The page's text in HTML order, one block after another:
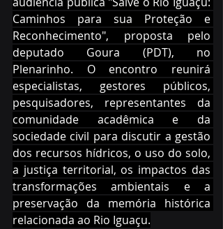
Caminhos para sua Proteção e
Reconhecimento", proposta pelo
deputado Goura (PDT), no
Plenarinho. O encontro reunirá
especialistas, gestores públicos,
pesquisadores, representantes da
comunidade acadêmica e da
sociedade civil para discutir a gestão
dos recursos hídricos, o uso do solo,
a justiça territorial, os impactos das
transformações ambientais e a
preservação da memória histórica
relacionada ao Rio Iguaçu.